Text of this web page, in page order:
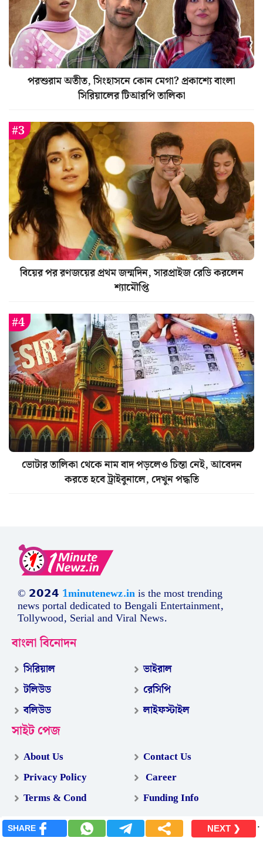
পরশুরাম অতীত, সিংহাসনে কোন মেগা? প্রকাশ্যে বাংলা
সিরিয়ালের টিআরপি তালিকা
বিয়ের পর রণজয়ের প্রথম জন্মদিন, সারপ্রাইজ রেডি করলেন
শ্যামৌপ্তি
ভোটার তালিকা থেকে নাম বাদ পড়লেও চিন্তা নেই, আবেদন
করতে হবে ট্রাইবুনালে, দেখুন পদ্ধতি
© 𝟮𝟬𝟮𝟰 1minutenewz.inis the most trending
news portal dedicated to Bengali Entertainment,
Tollywood, Serial and Viral News.
বাংলা বিনোদন
সিরিয়াল
টলিউড
বলিউড
ভাইরাল
রেসিপি
লাইফস্টাইল
সাইট পেজ
About Us
Privacy Policy
Terms & Cond
Contact Us
Career
Funding Info
SHARE NEXT ❯ .